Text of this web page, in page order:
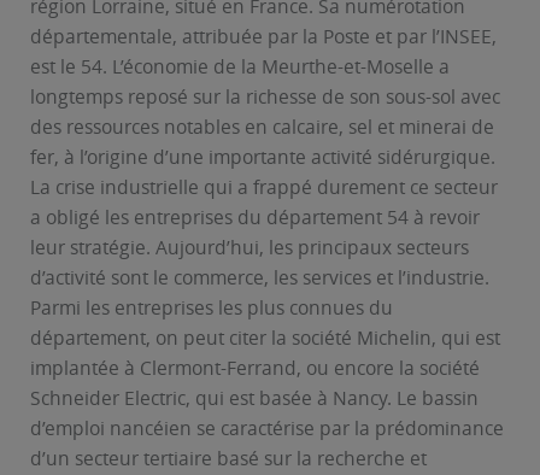
région Lorraine, situé en France. Sa numérotation
départementale, attribuée par la Poste et par l’INSEE,
est le 54. L’économie de la Meurthe-et-Moselle a
longtemps reposé sur la richesse de son sous-sol avec
des ressources notables en calcaire, sel et minerai de
fer, à l’origine d’une importante activité sidérurgique.
La crise industrielle qui a frappé durement ce secteur
a obligé les entreprises du département 54 à revoir
leur stratégie. Aujourd’hui, les principaux secteurs
d’activité sont le commerce, les services et l’industrie.
Parmi les entreprises les plus connues du
département, on peut citer la société Michelin, qui est
implantée à Clermont-Ferrand, ou encore la société
Schneider Electric, qui est basée à Nancy. Le bassin
d’emploi nancéien se caractérise par la prédominance
d’un secteur tertiaire basé sur la recherche et